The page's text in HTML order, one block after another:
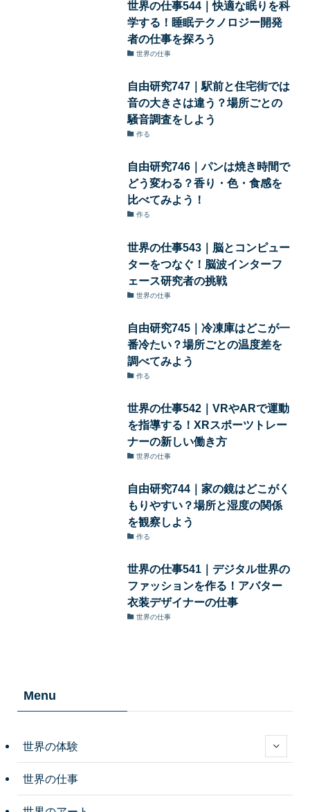
世界の仕事544｜快適な眠りを科
学する！睡眠テクノロジー開発
者の仕事を探ろう
世界の仕事
自由研究747｜駅前と住宅街では
音の大きさは違う？場所ごとの
騒音調査をしよう
作る
自由研究746｜パンは焼き時間で
どう変わる？香り・色・食感を
比べてみよう！
作る
世界の仕事543｜脳とコンピュー
ターをつなぐ！脳波インターフ
ェース研究者の挑戦
世界の仕事
自由研究745｜冷凍庫はどこが一
番冷たい？場所ごとの温度差を
調べてみよう
作る
世界の仕事542｜VRやARで運動
を指導する！XRスポーツトレー
ナーの新しい働き方
世界の仕事
自由研究744｜家の鏡はどこがく
もりやすい？場所と湿度の関係
を観察しよう
作る
世界の仕事541｜デジタル世界の
ファッションを作る！アバター
衣装デザイナーの仕事
世界の仕事
Menu
世界の体験
世界の仕事